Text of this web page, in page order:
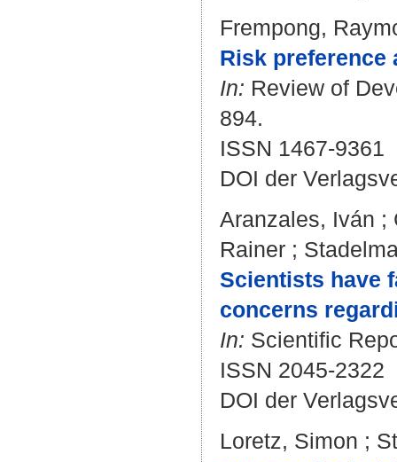
Frempong,
Risk preference
In: Review of
894.
ISSN 1467-9361
DOI der
Aranzales, Iván ;
Rainer ;
Scientists have
concerns
In: Scientific
ISSN 2045-2322
DOI der
Loretz, Simon ;